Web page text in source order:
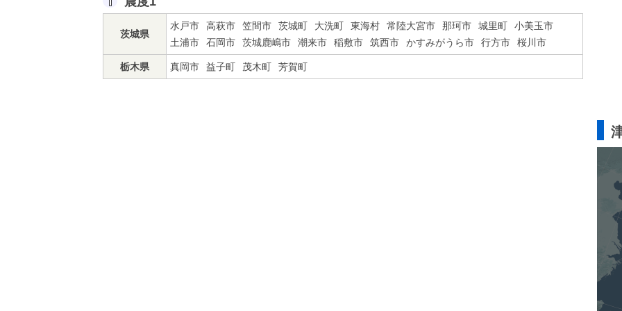
茨城県
水戸市 高萩市 笠間市 茨城町 大洗町 東海村 常陸大宮市 那珂市 城里町
小美玉市
土浦市
石岡市 茨城鹿嶋市 潮来市 稲敷市 筑西市 かすみがうら市 行方市 桜川市
栃木県 真岡市 益子町 茂木町 芳賀町